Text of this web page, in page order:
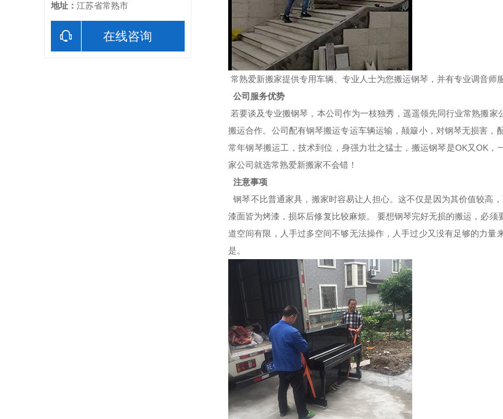
地址： 江苏省常熟市
在线咨询
常熟爱新搬家提供专用车辆、专业人士为您搬运钢琴，并有专业调音师服
公司服务优势
若要谈及专业搬钢琴，本公司作为一枝独秀，遥遥领先同行业常熟搬
搬运合作。公司配有钢琴搬运专运车辆运输，颠簸小，对钢琴无损害
常年钢琴搬运工，技术到位，身强力壮之猛士，搬运钢琴是OK又OK
家公司就选常熟爱新搬家不会错！
注意事项
钢琴不比普通家具，搬家时容易让人担心。这不仅是因为其价值较高
漆面皆为烤漆，损坏后修复比较麻烦。 要想钢琴完好无损的搬运，必
道空间有限，人手过多空间不够无法操作，人手过少又没有足够的力
是。